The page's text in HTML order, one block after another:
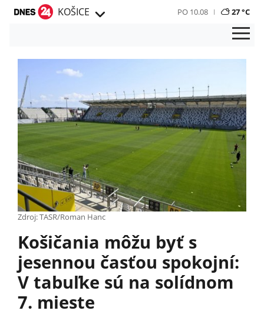
KOŠICE PO 10.08 27 °C
Zdroj: TASR/Roman Hanc
Košičania môžu byť s
jesennou časťou spokojní:
V tabuľke sú na solídnom
7. mieste